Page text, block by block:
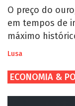
O preço do
em tempos de
máximo
Lusa
ECONOMIA &